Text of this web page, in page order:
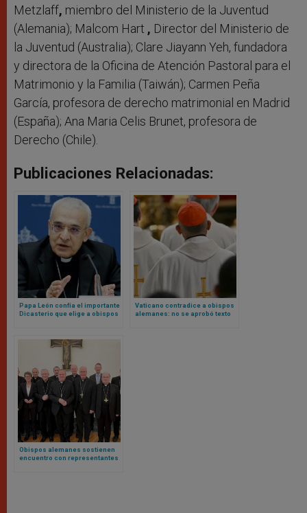
Metzlaff, miembro del Ministerio de la Juventud
(Alemania); Malcom Hart , Director del Ministerio de
la Juventud (Australia); Clare Jiayann Yeh, fundadora
y directora de la Oficina de Atención Pastoral para el
Matrimonio y la Familia (Taiwán); Carmen Peña
García, profesora de derecho matrimonial en Madrid
(España); Ana Maria Celis Brunet, profesora de
Derecho (Chile).
Publicaciones Relacionadas:
Papa León confía el importante
Dicasterio que elige a obispos
Vaticano contradice a obispos
alemanes: no se aprobó texto
Obispos alemanes sostienen
encuentro con representantes